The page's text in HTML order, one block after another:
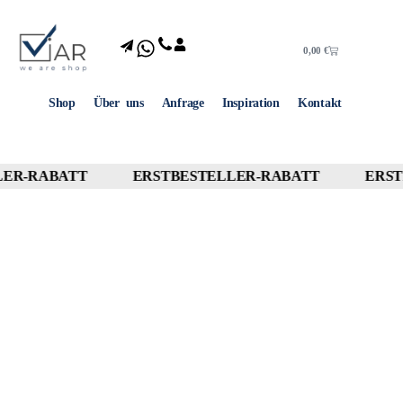
0,00 €
Shop Über uns Anfrage Inspiration Kontakt
RABATT ERSTBESTELLER-RABATT